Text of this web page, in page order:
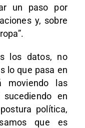
un paso por
y, sobre
los datos, no
lo que pasa en
moviendo las
en
política,
que es